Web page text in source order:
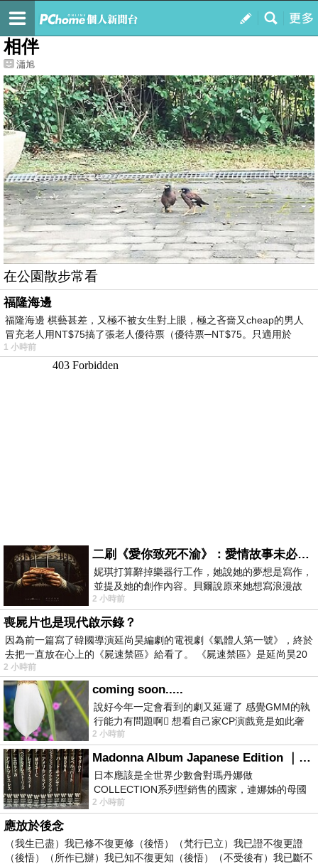
我的
最新文章
相伴
瀟旭
在公園散步常看
福隆海邊
福隆海邊 棋藝甚差，又極不被女生對上眼，極之吝嗇又cheap的男人
冒充老人用NT$75搞了張老人優待票（優待票─NT$75。只適用於
1 小時前
二刷《愛你致死不渝》：愛情故事未必是浪漫故事
妮琪打算辭掉樂器行工作，她說她的夢想是寫作，
並提及她的創作內容。貝爾說原來她想寫浪漫故
事，妮琪回應：「不是浪漫故事，是愛情
2 小時前
喪屍片也是現代啟示錄？
因為前一篇寫了韓國導演延尚昊編劇的電視劇《氣體人第一號》，終於
去把一直放在心上的《屍速禁區》給看了。 《屍速禁區》是延尚昊20
2 小時前
coming soon.....
說好今年一定會看到的劇又延遲了 感覺GMM的執
行能力有問題啊🫩 想看自己家CP演戲竟是如此奢
侈的事 GMM你說看看啊😑 先把劇放
2 小時前
Madonna Album Japanese Edition ｜瑪丹娜專輯們2026年日本版重發系列
日本應該是全世界少數會對瑪丹娜做
COLLECTION系列型銷售的國家，連娜姊的母國
美國都沒對她這樣過，這全拜在他們到現在唱片
2 小時前
應放於後念
（我生已盡）我已修不復更修（後悟）（梵行已立）我已證不復更證
（後悟）（所作已辦）我已知不復更知（後悟）（不受後有）我已斷不